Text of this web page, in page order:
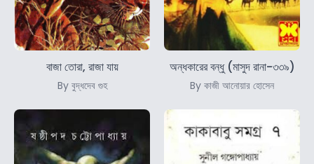
বাজা তোরা, রাজা যায়
By বুদ্ধদেব গুহ
অন্ধকারের বন্ধু (মাসুদ রানা-৩৩৯)
By কাজী আনোয়ার হোসেন